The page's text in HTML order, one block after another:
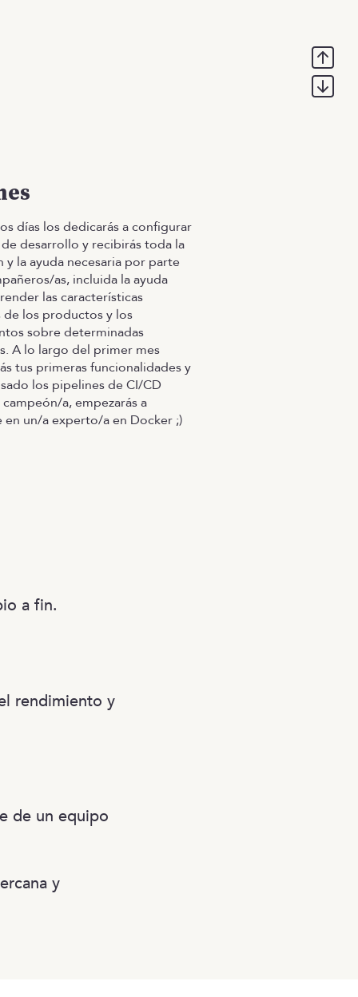
días los dedicarás a configurar
desarrollo y recibirás toda la
y la ayuda necesaria por parte
as, incluida la ayuda
las características
de los productos y los
sobre determinadas
A lo largo del primer mes
tus primeras funcionalidades y
los pipelines de CI/CD
a, empezarás a
un/a experto/a en Docker ;)
a fin.
rendimiento y
de un equipo
y